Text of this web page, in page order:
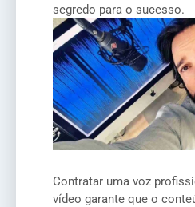
segredo para o sucesso.
Contratar uma voz
vídeo garante que o